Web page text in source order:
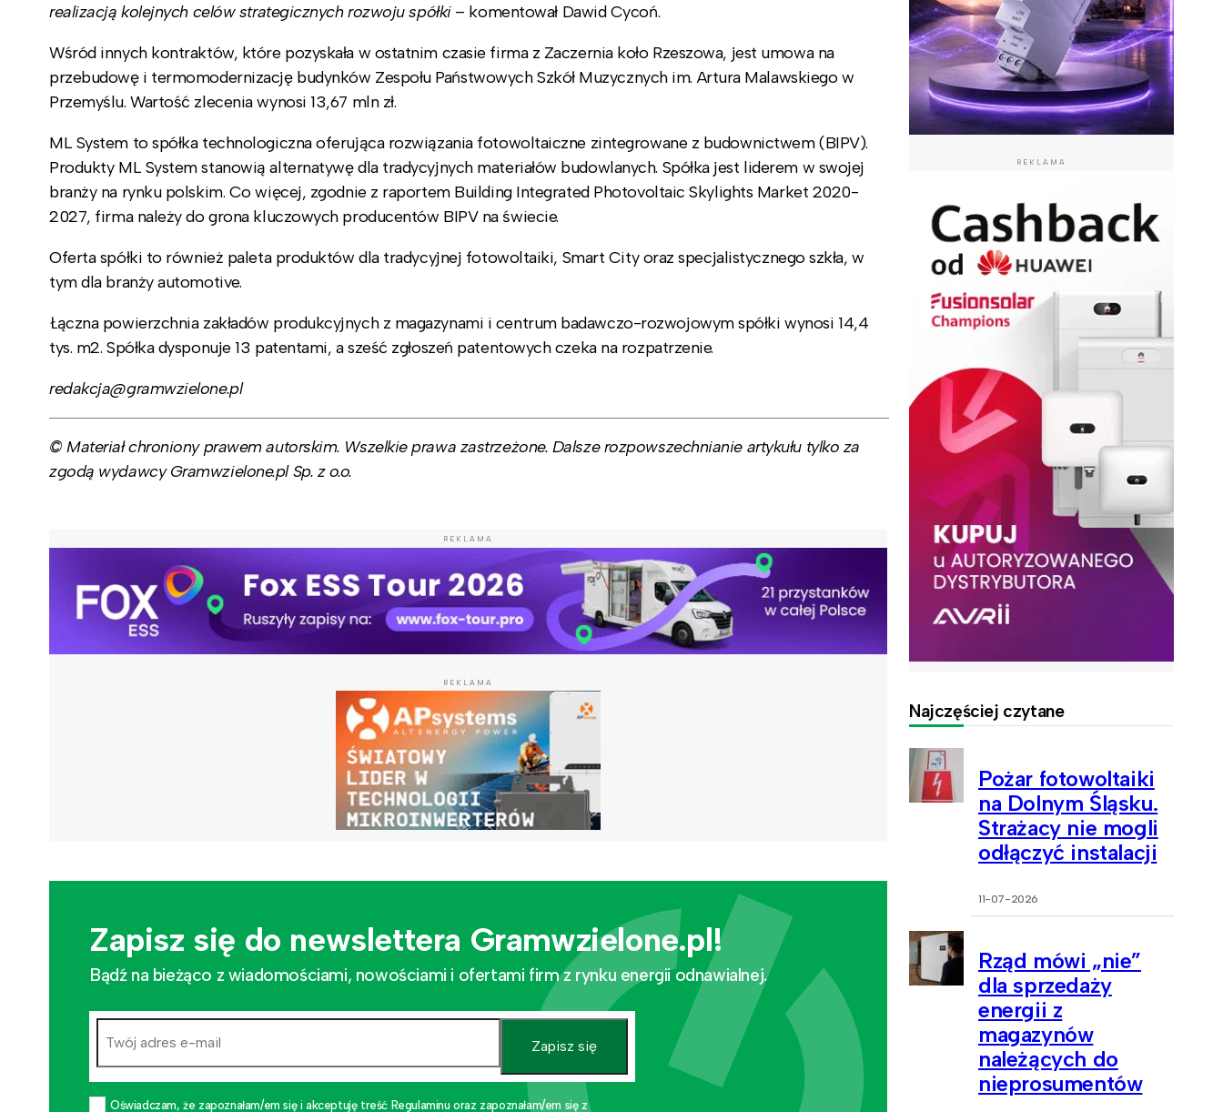
realizacją kolejnych celów strategicznych rozwoju spółki– komentował Dawid Cycoń.
Wśród innych kontraktów, które pozyskała w ostatnim czasie firma z Zaczernia koło Rzeszowa, jest umowa na
przebudowę i termomodernizację budynków Zespołu Państwowych Szkół Muzycznych im. Artura Malawskiego w
Przemyślu. Wartość zlecenia wynosi 13,67 mln zł.
ML System to spółka technologiczna oferująca rozwiązania fotowoltaiczne zintegrowane z budownictwem (BIPV).
Produkty ML System stanowią alternatywę dla tradycyjnych materiałów budowlanych. Spółka jest liderem w swojej
branży na rynku polskim. Co więcej, zgodnie z raportem Building Integrated Photovoltaic Skylights Market 2020-
2027, firma należy do grona kluczowych producentów BIPV na świecie.
Oferta spółki to również paleta produktów dla tradycyjnej fotowoltaiki, Smart City oraz specjalistycznego szkła, w
tym dla branży automotive.
Łączna powierzchnia zakładów produkcyjnych z magazynami i centrum badawczo-rozwojowym spółki wynosi 14,4
tys. m2. Spółka dysponuje 13 patentami, a sześć zgłoszeń patentowych czeka na rozpatrzenie.
redakcja@gramwzielone.pl
© Materiał chroniony prawem autorskim. Wszelkie prawa zastrzeżone. Dalsze rozpowszechnianie artykułu tylko za
zgodą wydawcy Gramwzielone.pl Sp. z o.o.
REKLAMA
REKLAMA
Zapisz się do newslettera Gramwzielone.pl!
Bądź na bieżąco z wiadomościami, nowościami i ofertami firm z rynku energii odnawialnej.
Zapisz się
Oświadczam, że zapoznałam/em się i akceptuję treść Regulaminu oraz zapoznałam/em się z
REKLAMA
Najczęściej czytane
Pożar fotowoltaiki
na Dolnym Śląsku.
Strażacy nie mogli
odłączyć instalacji
11-07-2026
Rząd mówi „nie”
dla sprzedaży
energii z
magazynów
należących do
nieprosumentów